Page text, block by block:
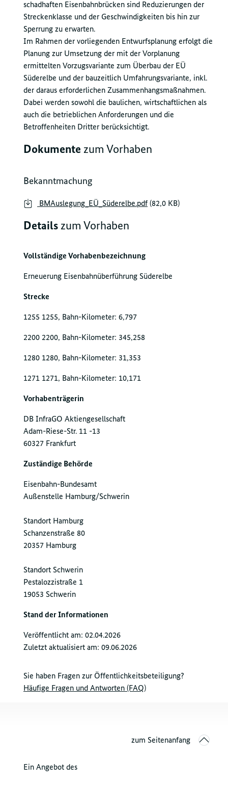
schadhaften Eisenbahnbrücken sind Reduzierungen der
Streckenklasse und der Geschwindigkeiten bis hin zur
Sperrung zu erwarten.
Im Rahmen der vorliegenden Entwurfsplanung erfolgt die
Planung zur Umsetzung der mit der Vorplanung
ermittelten Vorzugsvariante zum Überbau der EÜ
Süderelbe und der bauzeitlich Umfahrungsvariante, inkl.
der daraus erforderlichen Zusammenhangsmaßnahmen.
Dabei werden sowohl die baulichen, wirtschaftlichen als
auch die betrieblichen Anforderungen und die
Betroffenheiten Dritter berücksichtigt.
Dokumente zum Vorhaben
Bekanntmachung
BMAuslegung_EÜ_Süderelbe.pdf (82,0 KB)
Detailszum Vorhaben
Vollständige Vorhabenbezeichnung
Erneuerung Eisenbahnüberführung Süderelbe
Strecke
1255 1255, Bahn-Kilometer: 6,797
2200 2200, Bahn-Kilometer: 345,258
1280 1280, Bahn-Kilometer: 31,353
1271 1271, Bahn-Kilometer: 10,171
Vorhabenträgerin
DB InfraGO Aktiengesellschaft
Adam-Riese-Str. 11 -13
60327 Frankfurt
Zuständige Behörde
Eisenbahn-Bundesamt
Außenstelle Hamburg/Schwerin
Standort Hamburg
Schanzenstraße 80
20357 Hamburg
Standort Schwerin
Pestalozzistraße 1
19053 Schwerin
Stand der Informationen
Veröffentlicht am: 02.04.2026
Zuletzt aktualisiert am: 09.06.2026
Sie haben Fragen zur Öffentlichkeitsbeteiligung?
Häufige Fragen und Antworten (FAQ)
zum Seitenanfang
Ein Angebot des